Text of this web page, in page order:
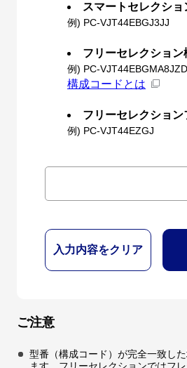
スマートセレクシ
例) PC-VJT44EBGJ3JJ
フリーセレクショ
例) PC-
構成コードとは
フリーセレクショ
例) PC-VJT44EZGJ
入力内容をクリア
ご注意
型番（構成コード）が完全一致し